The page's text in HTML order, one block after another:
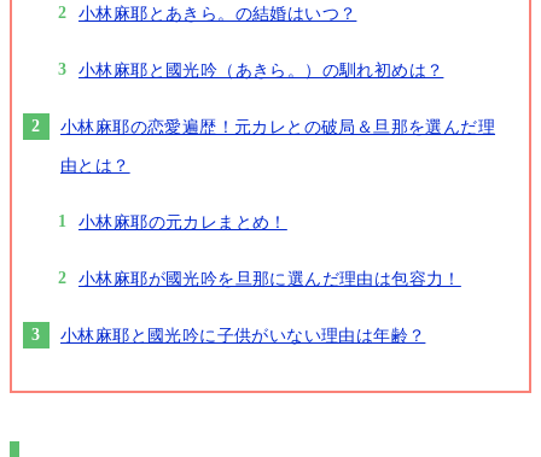
小林麻耶とあきら。の結婚はいつ？
小林麻耶と國光吟（あきら。）の馴れ初めは？
小林麻耶の恋愛遍歴！元カレとの破局＆旦那を選んだ理
由とは？
小林麻耶の元カレまとめ！
小林麻耶が國光吟を旦那に選んだ理由は包容力！
小林麻耶と國光吟に子供がいない理由は年齢？